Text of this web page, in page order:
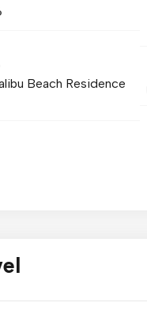
Beach Residence